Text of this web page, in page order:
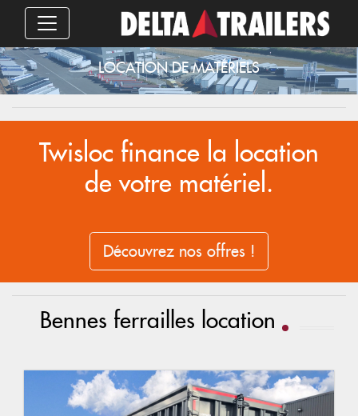
LOCATION DE MATÉRIELS
Twisloc finance la location
de votre matériel.
Découvrez nos offres !
Bennes ferrailles location